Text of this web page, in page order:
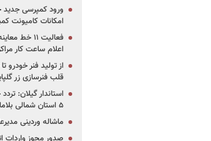
ورود کمپرسی
امکانات کامیونت
فعالیت ۱۱
اعلام ساعت کار
از تولید فنر خودرو
قلب فنرسازی زر
استاندار گیلان:
۵ استان شمالی بلامانع شد
ماشاله وردینی